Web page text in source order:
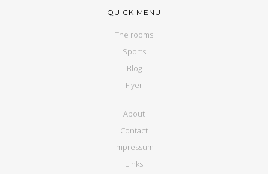
QUICK MENU
The rooms
Sports
Blog
Flyer
About
Contact
Impressum
Links